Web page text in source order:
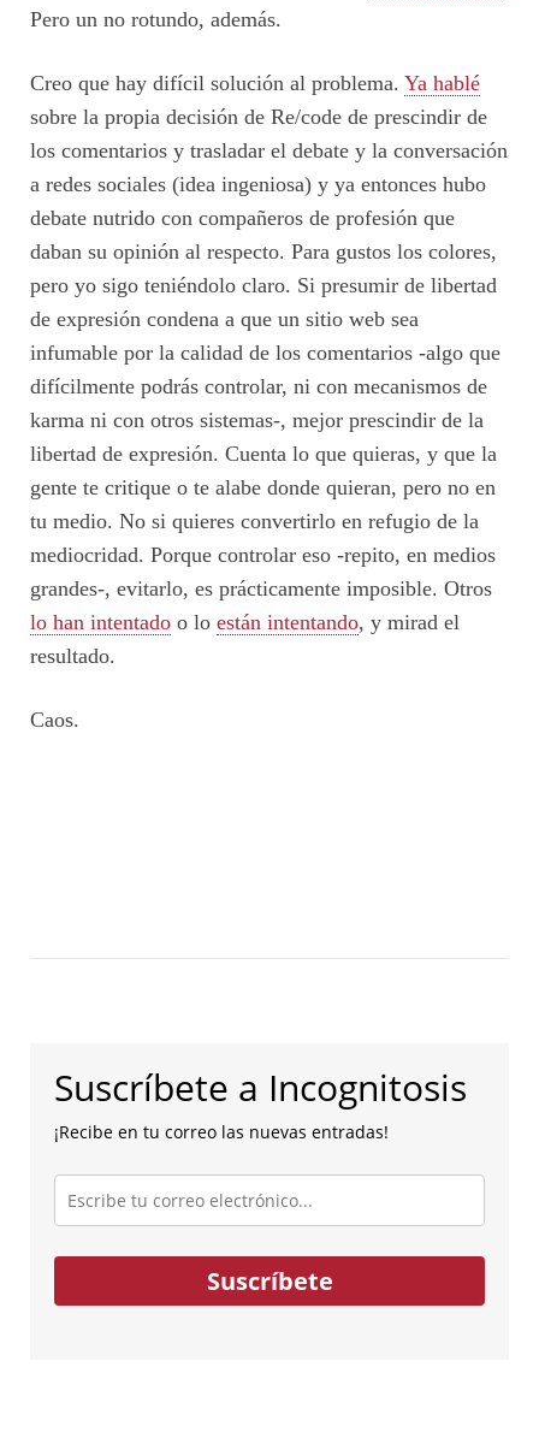
Pero un no rotundo, además.
Creo que hay difícil solución al problema. Ya hablé
sobre la propia decisión de Re/code de prescindir de
los comentarios y trasladar el debate y la conversación
a redes sociales (idea ingeniosa) y ya entonces hubo
debate nutrido con compañeros de profesión que
daban su opinión al respecto. Para gustos los colores,
pero yo sigo teniéndolo claro. Si presumir de libertad
de expresión condena a que un sitio web sea
infumable por la calidad de los comentarios -algo que
difícilmente podrás controlar, ni con mecanismos de
karma ni con otros sistemas-, mejor prescindir de la
libertad de expresión. Cuenta lo que quieras, y que la
gente te critique o te alabe donde quieran, pero no en
tu medio. No si quieres convertirlo en refugio de la
mediocridad. Porque controlar eso -repito, en medios
grandes-, evitarlo, es prácticamente imposible. Otros
lo han intentado o lo están intentando, y mirad el
resultado.
Caos.
Suscríbete a Incognitosis
¡Recibe en tu correo las nuevas entradas!
Escribe
tu
correo
electrónico...
Suscríbete